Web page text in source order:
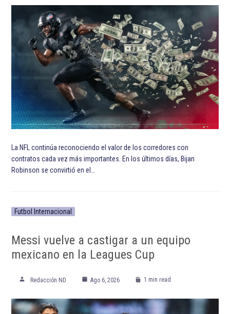
La NFL continúa reconociendo el valor de los corredores con
contratos cada vez más importantes. En los últimos días, Bijan
Robinson se convirtió en el…
Futbol Internacional
Messi vuelve a castigar a un equipo
mexicano en la Leagues Cup
Redacción ND Ago 6, 2026 1 min read